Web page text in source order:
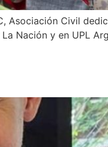
Asociación Civil
Nación y en UPL